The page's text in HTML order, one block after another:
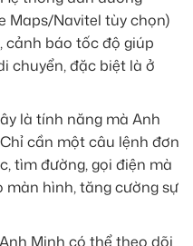
Maps/Navitel tùy chọn)
cảnh báo tốc độ giúp
chuyển, đặc biệt là ở
là tính năng mà Anh
cần một câu lệnh đơn
tìm đường, gọi điện mà
hình, tăng cường sự
Anh Minh có thể theo dõi